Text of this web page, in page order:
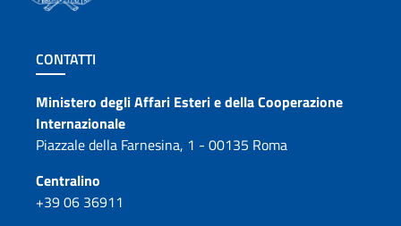
Sezione footer
CONTATTI
Contatti
Ministero degli Affari Esteri e della Cooperazione
Internazionale
Piazzale della Farnesina, 1 - 00135 Roma
Centralino
+39 06 36911